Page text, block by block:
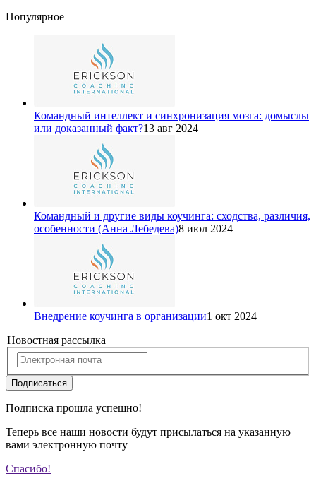
Популярное
Командный интеллект и синхронизация мозга: домыслы
или доказанный факт?13 авг 2024
Командный и другие виды коучинга: сходства, различия,
особенности (Анна Лебедева)8 июл 2024
Внедрение коучинга в организации1 окт 2024
Новостная рассылка
Подписаться
Подписка прошла успешно!
Теперь все наши новости будут присылаться на указанную
вами электронную почту
Спасибо!